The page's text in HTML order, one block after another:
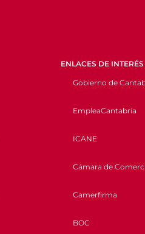
ENLACES DE INTERÉS
Gobierno de
EmpleaCantabria
ICANE
Cámara de
Camerfirma
BOC